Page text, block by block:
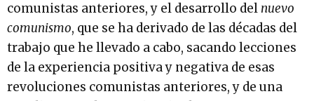
comunistas anteriores, y el desarrollo del nuevo
comunismo, que se ha derivado de las décadas del
trabajo que he llevado a cabo, sacando lecciones
de la experiencia positiva y negativa de esas
revoluciones comunistas anteriores, y de una